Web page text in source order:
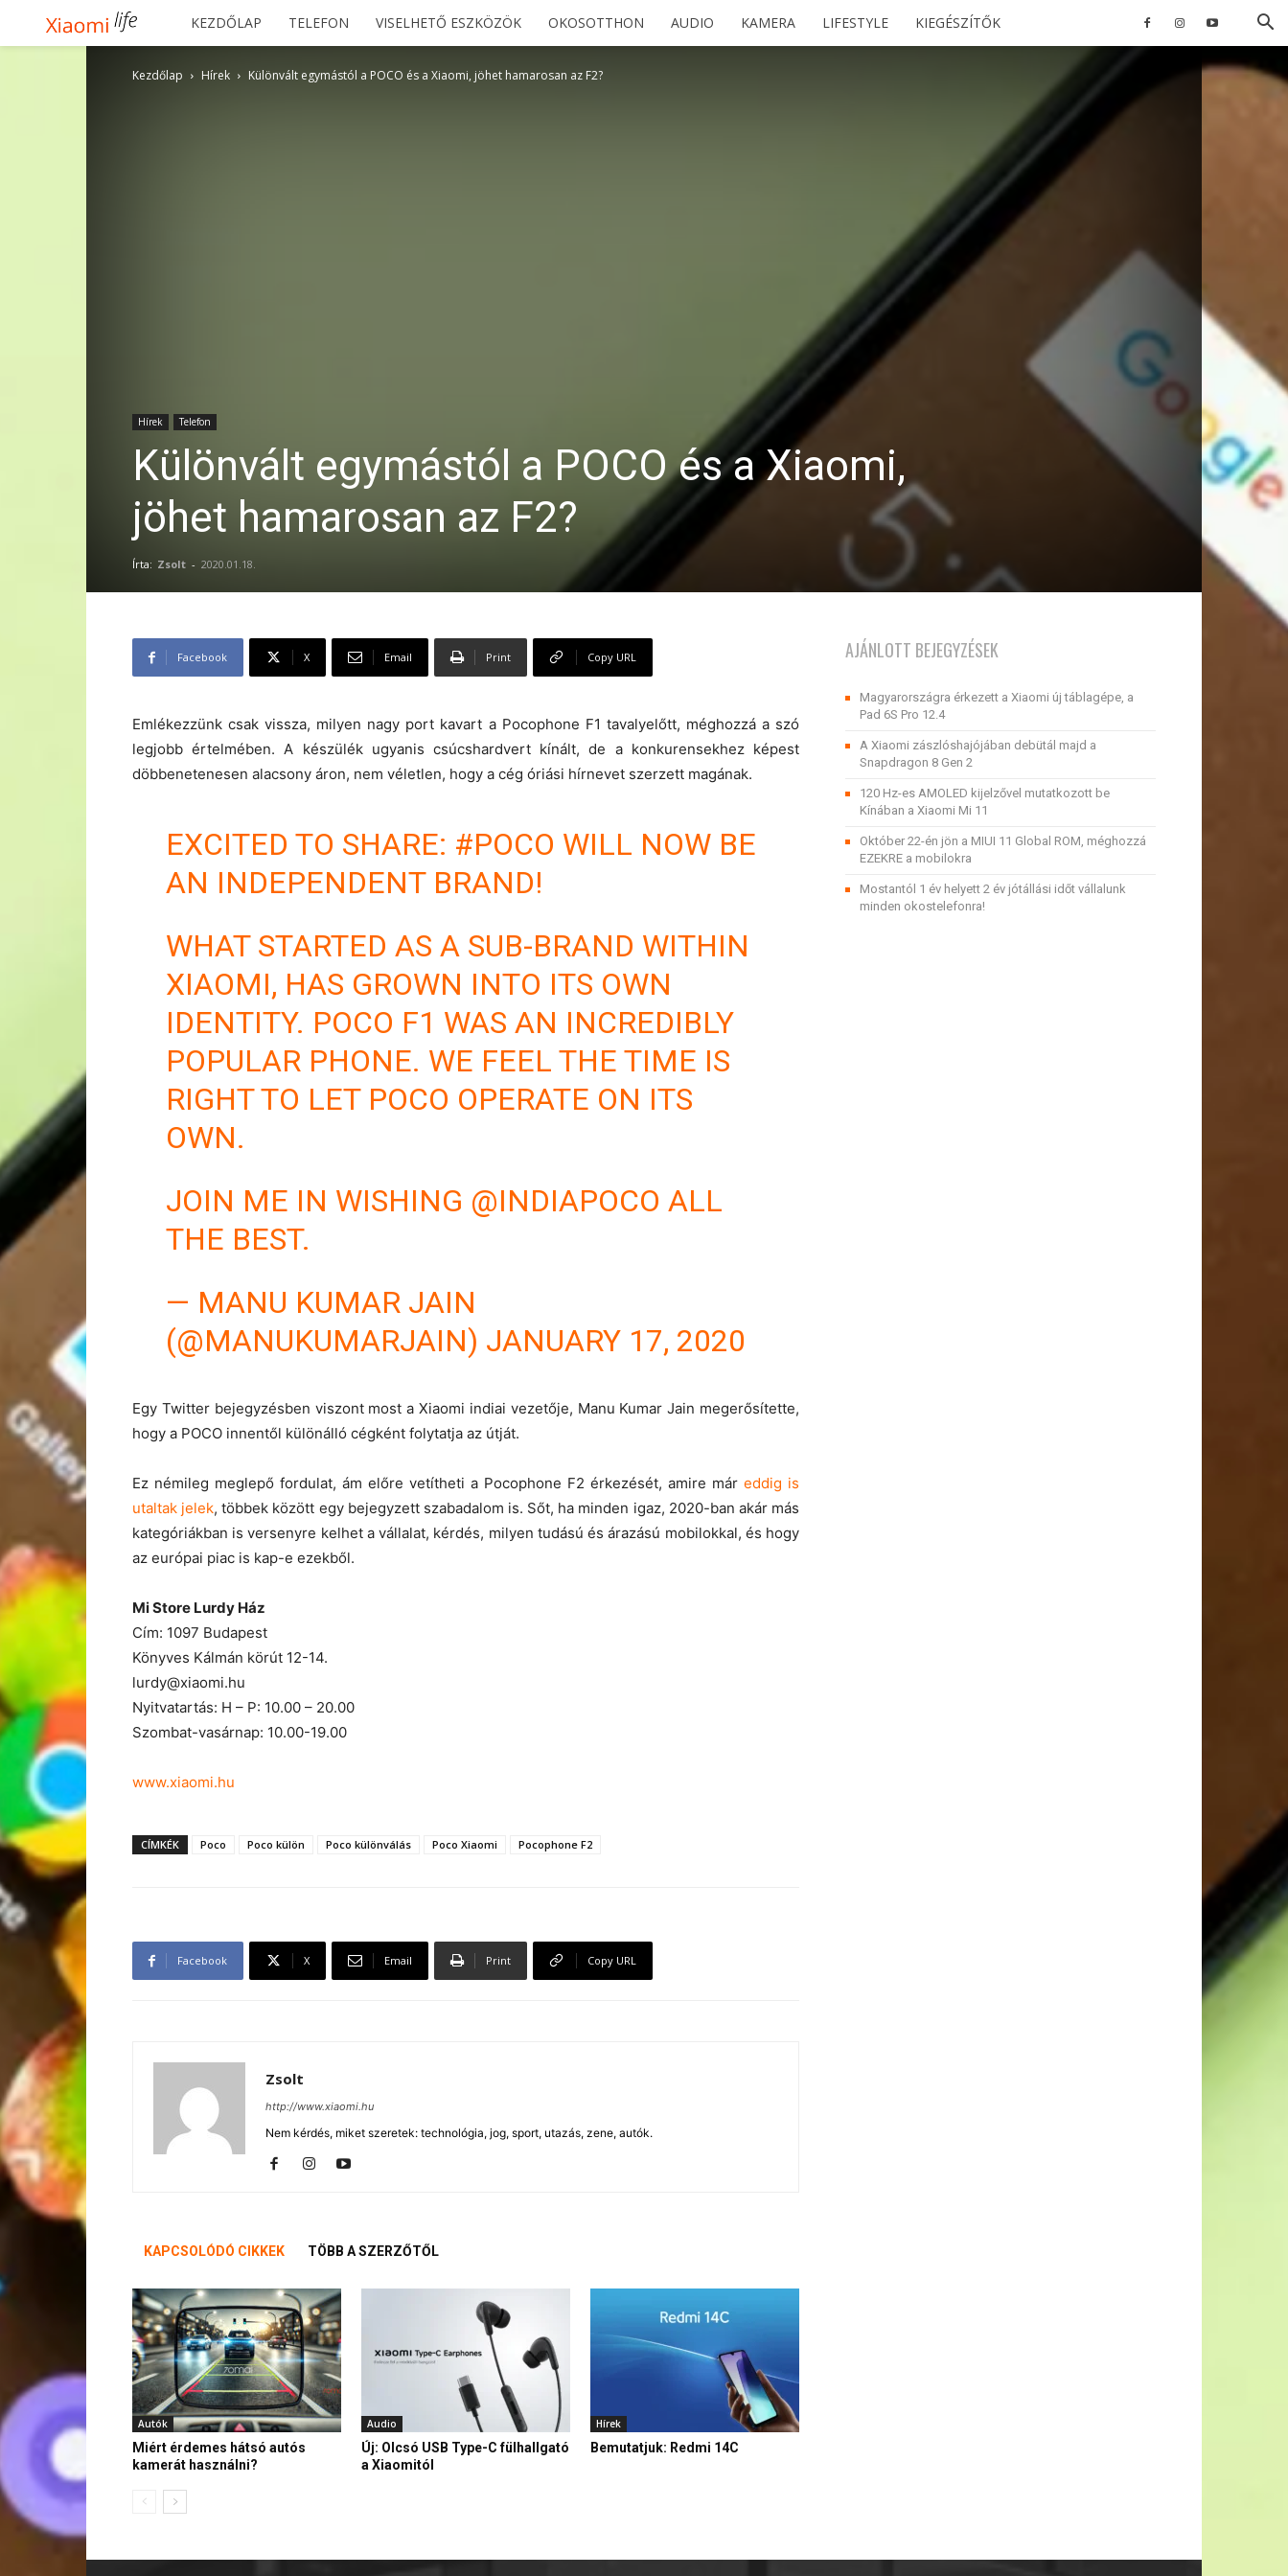
Xiaomilife
KEZDŐLAP TELEFON VISELHETŐ ESZKÖZÖK OKOSOTTHON AUDIO KAMERA LIFESTYLE KIEGÉSZÍTŐK
Kezdőlap Hírek Különvált egymástól a POCO és a Xiaomi, jöhet hamarosan az F2?
Hírek Telefon
Különvált egymástól a POCO és a Xiaomi,
jöhet hamarosan az F2?
Írta: Zsolt - 2020.01.18.
Facebook X Email Print Copy URL
Emlékezzünk csak vissza, milyen nagy port kavart a Pocophone F1 tavalyelőtt, méghozzá a szó
legjobb értelmében. A készülék ugyanis csúcshardvert kínált, de a konkurensekhez képest
döbbenetenesen alacsony áron, nem véletlen, hogy a cég óriási hírnevet szerzett magának.
EXCITED TO SHARE: #POCO WILL NOW BE
AN INDEPENDENT BRAND!
WHAT STARTED AS A SUB-BRAND WITHIN
XIAOMI, HAS GROWN INTO ITS OWN
IDENTITY. POCO F1 WAS AN INCREDIBLY
POPULAR PHONE. WE FEEL THE TIME IS
RIGHT TO LET POCO OPERATE ON ITS
OWN.
JOIN ME IN WISHING @INDIAPOCO ALL
THE BEST.
— MANU KUMAR JAIN
(@MANUKUMARJAIN) JANUARY 17, 2020
Egy Twitter bejegyzésben viszont most a Xiaomi indiai vezetője, Manu Kumar Jain megerősítette,
hogy a POCO innentől különálló cégként folytatja az útját.
Ez némileg meglepő fordulat, ám előre vetítheti a Pocophone F2 érkezését, amire már eddig is
utaltak jelek, többek között egy bejegyzett szabadalom is. Sőt, ha minden igaz, 2020-ban akár más
kategóriákban is versenyre kelhet a vállalat, kérdés, milyen tudású és árazású mobilokkal, és hogy
az európai piac is kap-e ezekből.
Mi Store Lurdy Ház
Cím: 1097 Budapest
Könyves Kálmán körút 12-14.
lurdy@xiaomi.hu
Nyitvatartás: H – P: 10.00 – 20.00
Szombat-vasárnap: 10.00-19.00
www.xiaomi.hu
CÍMKÉK Poco Poco külön Poco különválás Poco Xiaomi Pocophone F2
Facebook X Email Print Copy URL
Zsolt
http://www.xiaomi.hu
Nem kérdés, miket szeretek: technológia, jog, sport, utazás, zene, autók.
KAPCSOLÓDÓ CIKKEK TÖBB A SZERZŐTŐL
Autók
Miért érdemes hátsó autós
kamerát használni?
Audio
Új: Olcsó USB Type-C fülhallgató
a Xiaomitól
Hírek
Bemutatjuk: Redmi 14C
AJÁNLOTT BEJEGYZÉSEK
Magyarországra érkezett a Xiaomi új táblagépe, a
Pad 6S Pro 12.4
A Xiaomi zászlóshajójában debütál majd a
Snapdragon 8 Gen 2
120 Hz-es AMOLED kijelzővel mutatkozott be
Kínában a Xiaomi Mi 11
Október 22-én jön a MIUI 11 Global ROM, méghozzá
EZEKRE a mobilokra
Mostantól 1 év helyett 2 év jótállási időt vállalunk
minden okostelefonra!